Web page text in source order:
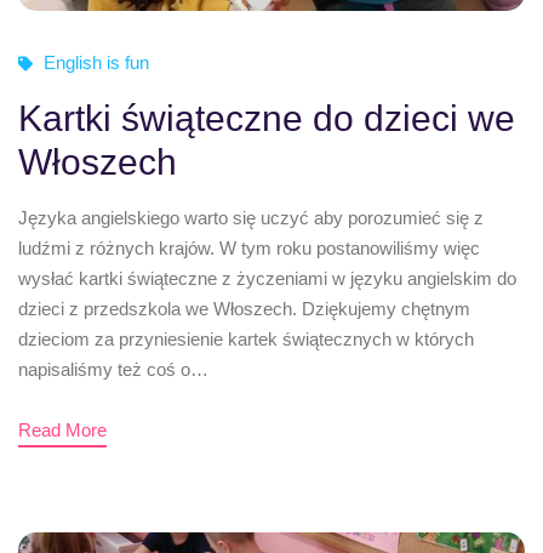
English is fun
Kartki świąteczne do dzieci we
Włoszech
Języka angielskiego warto się uczyć aby porozumieć się z
ludźmi z różnych krajów. W tym roku postanowiliśmy więc
wysłać kartki świąteczne z życzeniami w języku angielskim do
dzieci z przedszkola we Włoszech. Dziękujemy chętnym
dzieciom za przyniesienie kartek świątecznych w których
napisaliśmy też coś o…
Read More